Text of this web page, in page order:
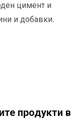
цимент и
и добавки.
продукти в